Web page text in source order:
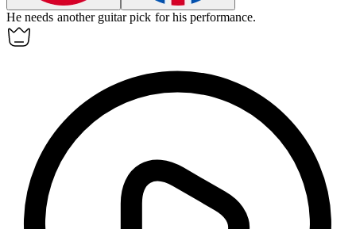
He needs another guitar pick for his performance.